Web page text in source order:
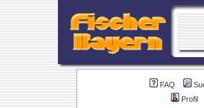
FAQ
Profil